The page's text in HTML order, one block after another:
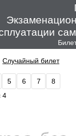
Случайный билет
5 6 7
8
4